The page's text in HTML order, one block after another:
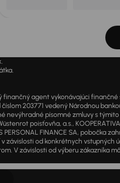
finančný agent vykonávajúci
203771 vedený Národnou
nevýhradné písomné zmluvy s
poisťovňa, a.s.,
PERSONAL FINANCE SA, pobočka
závislosti od konkrétnych
V závislosti od výberu zákazníka